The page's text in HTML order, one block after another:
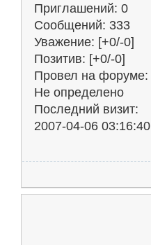
Приглашений: 0
Сообщений: 333
Уважение: [+0/-0]
Позитив: [+0/-0]
Провел на форуме:
Не определено
Последний визит:
2007-04-06 03:16:40